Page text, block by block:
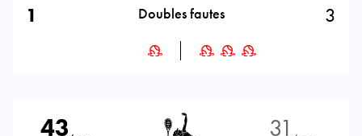
1 Doubles fautes 3
43 31